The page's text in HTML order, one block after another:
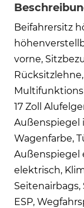
Beifahrersitz
vorne,
17 Zoll
Außenspiegel
Wagenfarbe,
Außenspiegel
elektrisch,
ESP,